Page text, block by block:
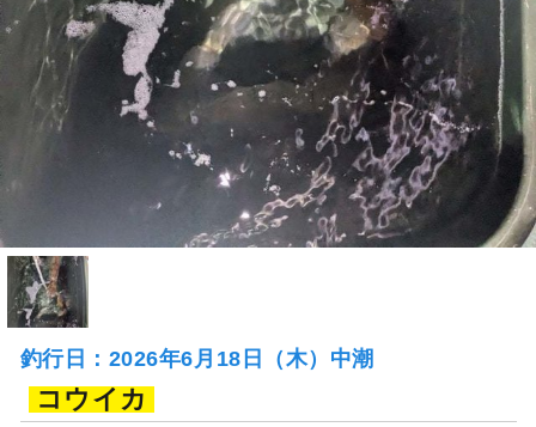
釣行日：2026年6月18日（木）中潮
コウイカ